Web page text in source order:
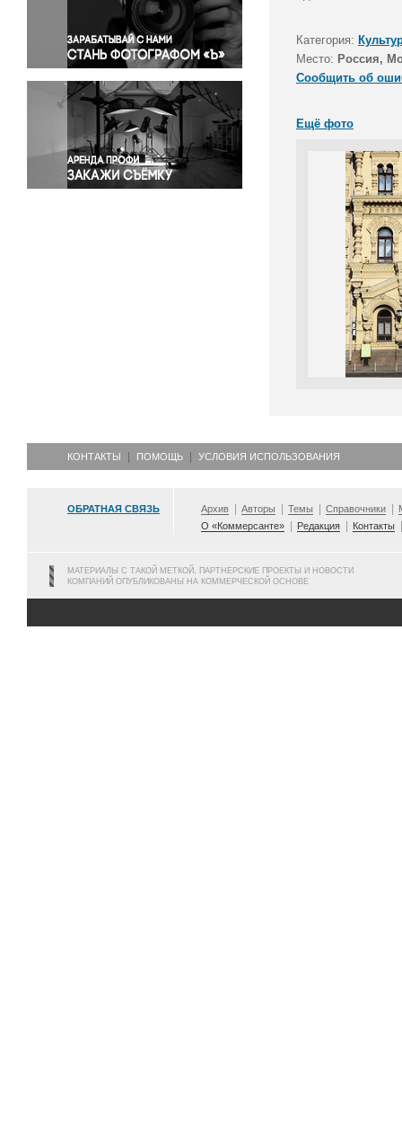
Правосудие
Происшествия и конфликты
Религия
Светская жизнь
Спорт
Экология
Экономика и бизнес
Категория:
Место: Россия,
Сообщить об
Ещё фото
КОНТАКТЫ ПОМОЩЬ УСЛОВИЯ ИСПОЛЬЗОВАНИЯ
ОБРАТНАЯ СВЯЗЬ Архив Авторы Темы Справочники
О «Коммерсанте»
Редакция Контакты
МАТЕРИАЛЫ С ТАКОЙ МЕТКОЙ, ПАРТНЕРСКИЕ ПРОЕКТЫ И НОВОСТИ
КОМПАНИЙ ОПУБЛИКОВАНЫ НА КОММЕРЧЕСКОЙ ОСНОВЕ